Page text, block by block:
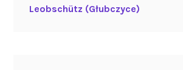
Leobschütz (Głubczyce)